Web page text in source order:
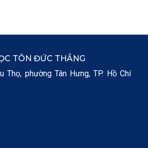
TÔN ĐỨC THẮNG
Thọ, phường Tân Hưng, TP. Hồ Chí